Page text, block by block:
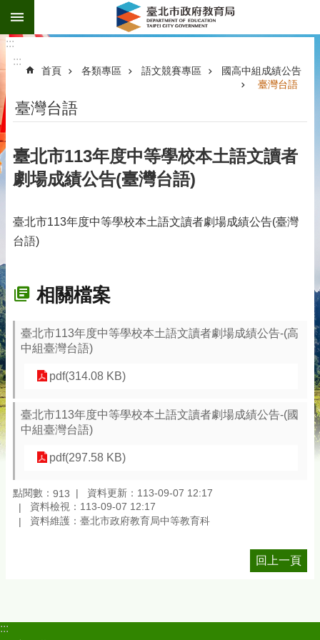
跳到主要內容區塊
:::
:::
首頁 各類專區 語文競賽專區
國高中組成績公告
臺灣台語
臺灣台語
臺北市113年度中等學校本土語文讀者
劇場成績公告(臺灣台語)
臺北市113年度中等學校本土語文讀者劇場成績公告(臺灣
台語)
相關檔案
臺北市113年度中等學校本土語文讀者劇場成績公告-(高
中組臺灣台語)
pdf(314.08 KB)
臺北市113年度中等學校本土語文讀者劇場成績公告-(國
中組臺灣台語)
pdf(297.58 KB)
點閱數： 913
資料更新：113-09-07 12:17
資料檢視：113-09-07 12:17
資料維護：臺北市政府教育局中等教育科
回上一頁
:::